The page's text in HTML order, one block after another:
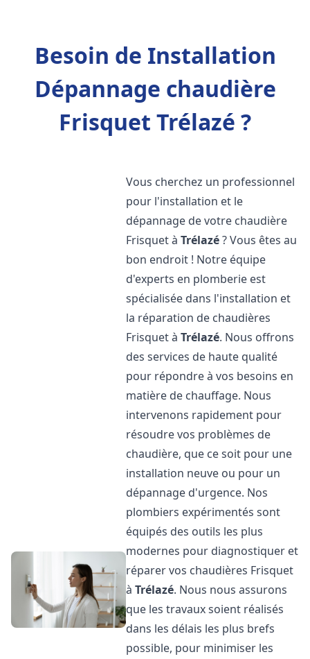
Besoin de Installation
Dépannage chaudière
Frisquet Trélazé ?
Vous cherchez un professionnel
pour l'installation et le
dépannage de votre chaudière
Frisquet àTrélazé? Vous êtes au
bon endroit ! Notre équipe
d'experts en plomberie est
spécialisée dans l'installation et
la réparation de chaudières
Frisquet àTrélazé. Nous offrons
des services de haute qualité
pour répondre à vos besoins en
matière de chauffage. Nous
intervenons rapidement pour
résoudre vos problèmes de
chaudière, que ce soit pour une
installation neuve ou pour un
dépannage d'urgence. Nos
plombiers expérimentés sont
équipés des outils les plus
modernes pour diagnostiquer et
réparer vos chaudières Frisquet
àTrélazé. Nous nous assurons
que les travaux soient réalisés
dans les délais les plus brefs
possible, pour minimiser les